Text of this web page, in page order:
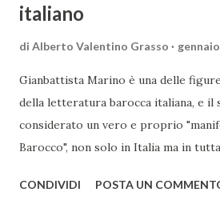
italiano
di Alberto Valentino Grasso
Gianbattista Marino è una delle
della letteratura barocca italiana, e il
considerato un vero e proprio
Barocco", non solo in Italia ma in
rendono un'opera fondamentale per
CONDIVIDI POSTA UN